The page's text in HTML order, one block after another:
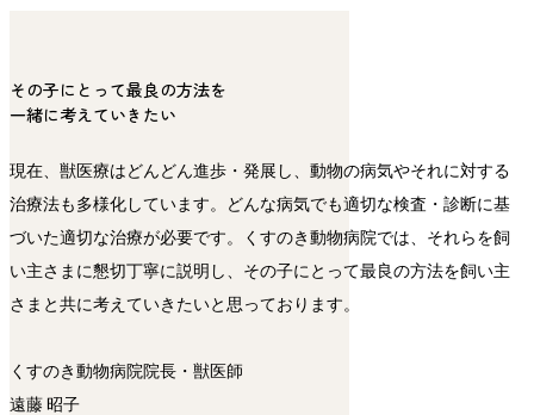
その子にとって最良の方法を
一緒に考えていきたい
現在、獣医療はどんどん進歩・発展し、動物の病気やそれに対する
治療法も多様化しています。どんな病気でも適切な検査・診断に基
づいた適切な治療が必要です。くすのき動物病院では、それらを飼
い主さまに懇切丁寧に説明し、その子にとって最良の方法を飼い主
さまと共に考えていきたいと思っております。
くすのき動物病院院長・獣医師
遠藤 昭子